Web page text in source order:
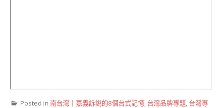
Posted in 南台灣｜嘉義訴說的8個台式記憶, 台灣品牌專題, 台灣專